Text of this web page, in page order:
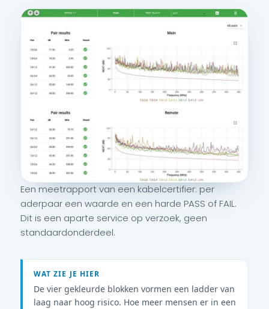
Een meetrapport van een kabelcertifier: per
aderpaar een waarde en een harde PASS of FAIL.
Dit is een aparte service op verzoek, geen
standaardonderdeel.
WAT ZIE JE HIER
De vier gekleurde blokken vormen een ladder van
laag naar hoog risico. Hoe meer mensen er in een